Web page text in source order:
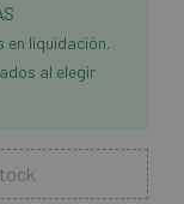
liquidación.
al elegir